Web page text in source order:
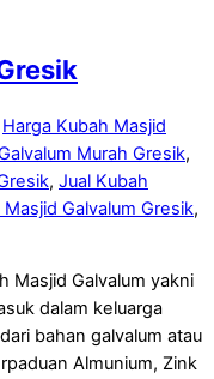
Harga Kubah Masjid
Murah Gresik,
, Jual Kubah
Galvalum Gresik,
Masjid Galvalum yakni
dalam keluarga
bahan galvalum atau
Almunium, Zink